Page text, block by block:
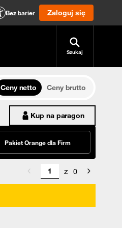
Bez barier Zaloguj się
Szukaj
Ceny netto
Ceny brutto
Kup na paragon
Pakiet Orange dla Firm
z 0